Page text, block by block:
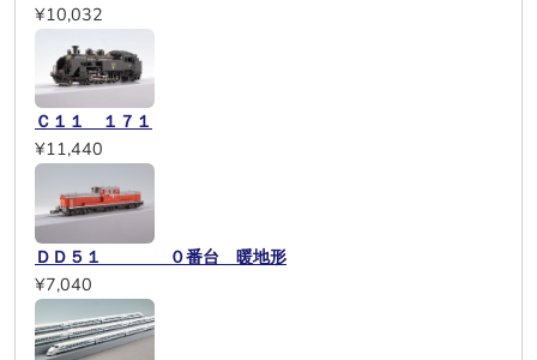
¥10,032
Ｃ１１ １７１
¥11,440
ＤＤ５１ ０番台 暖地形
¥7,040